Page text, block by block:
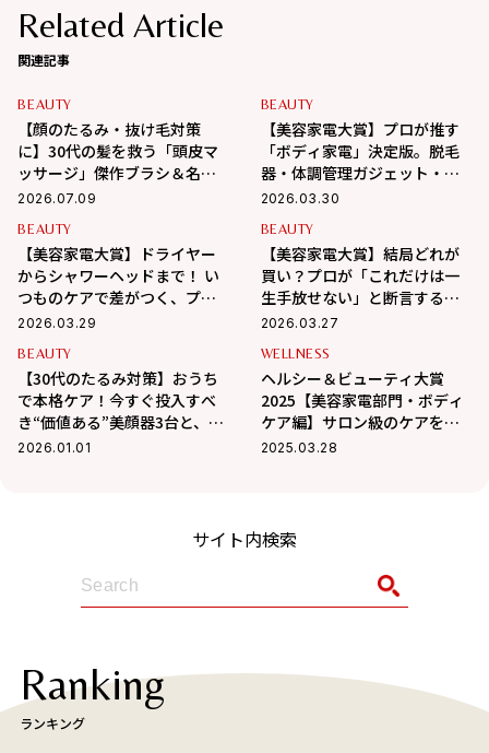
Related Article
関連記事
BEAUTY
【顔のたるみ・抜け毛対策
に】30代の髪を救う「頭皮マ
ッサージ」傑作ブラシ＆名品
家電
2026.07.09
BEAUTY
【美容家電大賞】プロが推す
「ボディ家電」決定版。脱毛
器・体調管理ガジェット・シ
ェイプアップ…etcの各1位を
2026.03.30
BEAUTY
【美容家電大賞】ドライヤー
からシャワーヘッドまで！ い
つものケアで差がつく、プロ
が選ぶ美髪を育む名品リスト
2026.03.29
BEAUTY
【美容家電大賞】結局どれが
買い？プロが「これだけは一
生手放せない」と断言する超
名品3品
2026.03.27
BEAUTY
【30代のたるみ対策】おうち
で本格ケア！今すぐ投入すべ
き“価値ある”美顔器3台と、失
敗しない選び方
2026.01.01
WELLNESS
ヘルシー＆ビューティ大賞
2025【美容家電部門・ボディ
ケア編】サロン級のケアを叶
える！シェイプアップ大賞、
2025.03.28
サイト内検索
Ranking
ランキング